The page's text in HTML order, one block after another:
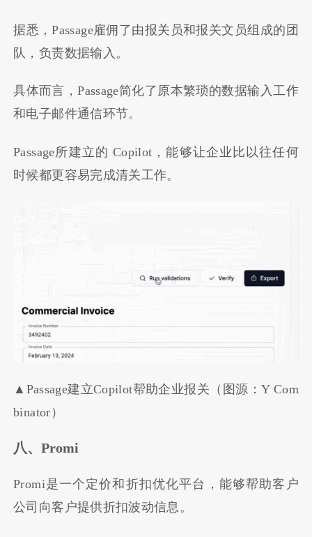
据悉，Passage雇佣了由报关员和报关文员组成的团
队，负责数据输入。
具体而言，Passage简化了原本繁琐的数据输入工作
和电子邮件通信环节。
Passage所建立的 Copilot，能够让企业比以往任何
时候都更容易完成清关工作。
▲Passage建立Copilot帮助企业报关（图源：Y Com
binator）
八、Promi
Promi是一个定价和折扣优化平台，能够帮助客户
公司向客户提供折扣波动信息。